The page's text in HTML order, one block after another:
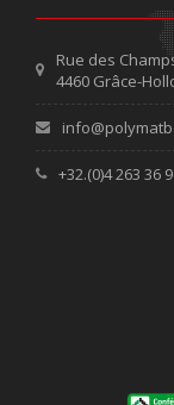
Rue des
4460 Grâce-
+32.(0)4 263 36